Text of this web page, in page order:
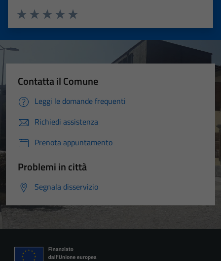
Valuta 5 stelle su 5
Valuta 4 stelle su 5
Valuta 3 stelle su 5
Valuta 2 stelle su 5
Valuta 1 stelle su 5
Contatta il Comune
Leggi le domande frequenti
Richiedi assistenza
Prenota appuntamento
Problemi in città
Segnala disservizio